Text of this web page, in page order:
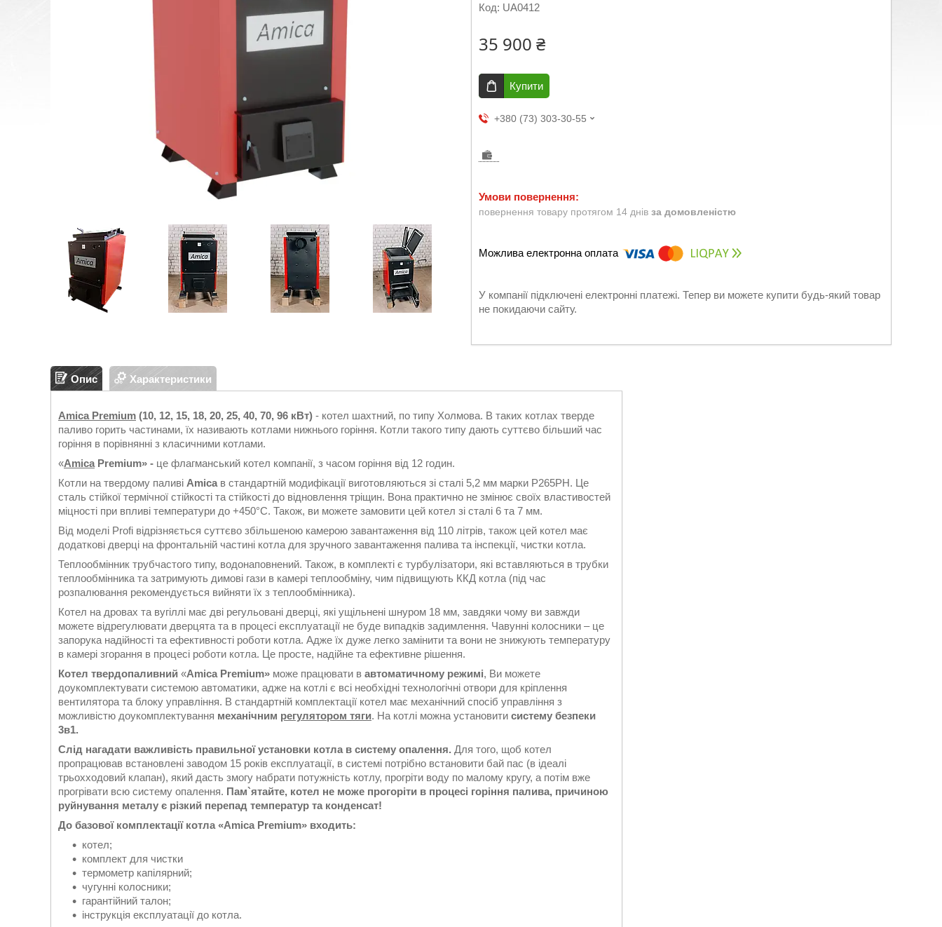
Код: UA0412
35 900 ₴
Купити
+380 (73) 303-30-55
повернення товару протягом 14 днів за домовленістю
У компанії підключені електронні платежі. Тепер ви можете купити будь-який товар
не покидаючи сайту.
Опис Характеристики
Amica Premium (10, 12, 15, 18, 20, 25, 40, 70, 96 кВт) - котел шахтний, по типу Холмова. В таких котлах тверде
паливо горить частинами, їх називають котлами нижнього горіння. Котли такого типу дають суттєво більший час
горіння в порівнянні з класичними котлами.
«Amica Premium» - це флагманський котел компанії, з часом горіння від 12 годин.
Котли на твердому паливі Amica в стандартній модифікації виготовляються зі сталі 5,2 мм марки P265PH. Це
сталь стійкої термічної стійкості та стійкості до відновлення тріщин. Вона практично не змінює своїх властивостей
міцності при впливі температури до +450°С. Також, ви можете замовити цей котел зі сталі 6 та 7 мм.
Від моделі Profi відрізняється суттєво збільшеною камерою завантаження від 110 літрів, також цей котел має
додаткові дверці на фронтальній частині котла для зручного завантаження палива та інспекції, чистки котла.
Теплообмінник трубчастого типу, водонаповнений. Також, в комплекті є турбулізатори, які вставляються в трубки
теплообмінника та затримують димові гази в камері теплообміну, чим підвищують ККД котла (під час
розпалювання рекомендується вийняти їх з теплообмінника).
Котел на дровах та вугіллі має дві регульовані дверці, які ущільнені шнуром 18 мм, завдяки чому ви завжди
можете відрегулювати дверцята та в процесі експлуатації не буде випадків задимлення. Чавунні колосники – це
запорука надійності та ефективності роботи котла. Адже їх дуже легко замінити та вони не знижують температуру
в камері згорання в процесі роботи котла. Це просте, надійне та ефективне рішення.
Котел твердопаливний «Amica Premium» може працювати в автоматичному режимі, Ви можете
доукомплектувати системою автоматики, адже на котлі є всі необхідні технологічні отвори для кріплення
вентилятора та блоку управління. В стандартній комплектації котел має механічний спосіб управління з
можливістю доукомплектування механічним регулятором тяги. На котлі можна установити систему безпеки
3в1.
Слід нагадати важливість правильної установки котла в систему опалення. Для того, щоб котел
пропрацював встановлені заводом 15 років експлуатації, в системі потрібно встановити бай пас (в ідеалі
трьохходовий клапан), який дасть змогу набрати потужність котлу, прогріти воду по малому кругу, а потім вже
прогрівати всю систему опалення. Пам`ятайте, котел не може прогоріти в процесі горіння палива, причиною
руйнування металу є різкий перепад температур та конденсат!
До базової комплектації котла «Amica Premium» входить:
котел;
комплект для чистки
термометр капілярний;
чугунні колосники;
гарантійний талон;
інструкція експлуатації до котла.